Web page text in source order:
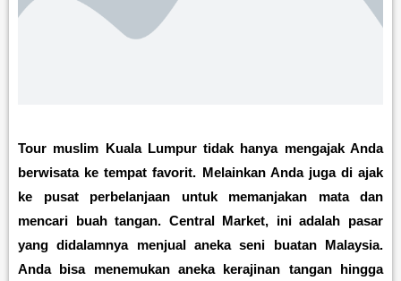
Tour muslim Kuala Lumpur tidak hanya mengajak Anda
berwisata ke tempat favorit. Melainkan Anda juga di ajak
ke pusat perbelanjaan untuk memanjakan mata dan
mencari buah tangan. Central Market, ini adalah pasar
yang didalamnya menjual aneka seni buatan Malaysia.
Anda bisa menemukan aneka kerajinan tangan hingga